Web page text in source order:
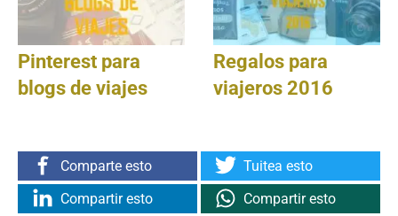
Pinterest para
blogs de viajes
Regalos para
viajeros 2016
Comparte esto
Tuitea esto
Compartir esto
Compartir esto